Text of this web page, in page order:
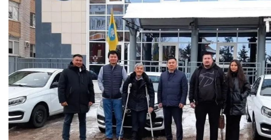
Цвет сайта
Монохромный Инверсивный
Синий фон
Изображения
Включены Выключены